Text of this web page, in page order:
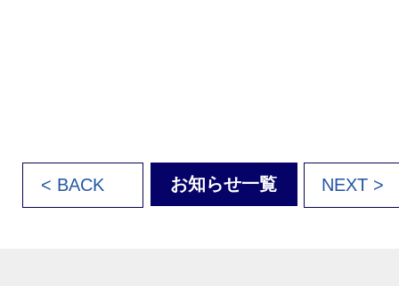
< BACK お知らせ一覧 NEXT >